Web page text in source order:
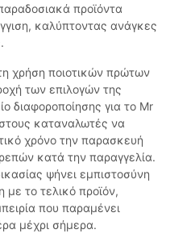
προϊόντα
καλύπτοντας ανάγκες
χρήση ποιοτικών πρώτων
των επιλογών της
διαφοροποίησης για το Mr
καταναλωτές να
χρόνο την παρασκευή
κατά την παραγγελία.
ψήνει εμπιστοσύνη
με το τελικό προϊόν,
που παραμένει
μέχρι σήμερα.